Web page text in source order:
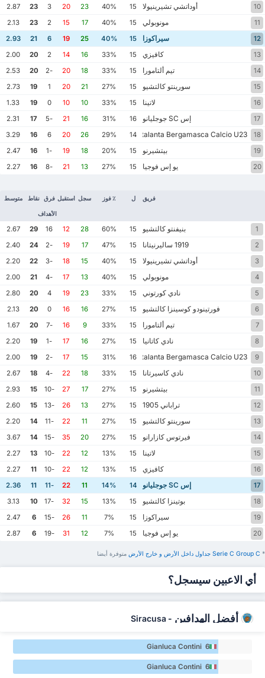
10
أوداتشي تشيرينيولا 15
40%
23
20
3
23
2.87
11
مونوبولي 15
40%
17
15
2
23
2.13
12
سيراكوزا 15
40%
25
19
6
21
2.93
13
كافيزي 15
33%
16
14
2
20
2.00
14
تيم ألتامورا 15
33%
18
20
-2
20
2.53
15
سورينتو كالتشيو 15
27%
21
20
1
19
2.73
16
لاتينا 15
33%
10
10
0
19
1.33
17
إس SC جوجليانو 16
31%
16
21
-5
17
2.31
18
14
29%
26
20
6
16
3.29
19
بيتشيرنو 15
20%
18
19
-1
16
2.47
20
يو إس فوجيا 15
27%
13
21
-8
16
2.27
فريق ل ٪ فوز سجل استقبل فرق
الأهداف
نقاط متوسط
1 بنيفنتو كالتشيو 15
60%
28
12
16
29
2.67
2
15
47%
17
19
-2
24
2.40
3
أوداتشي تشيرينيولا 15
40%
15
18
-3
22
2.20
4
مونوبولي 15
40%
13
17
-4
21
2.00
5
نادي كورتوني 15
33%
23
19
4
20
2.80
6
فورتينودو كوسينزا كالتشيو 15
27%
16
16
0
20
2.13
7
تيم ألتامورا 15
33%
9
16
-7
20
1.67
8
نادي كاتانيا 15
27%
16
17
-1
19
2.20
9
16
31%
15
17
-2
19
2.00
10
نادي كاسيرتانا 15
33%
18
22
-4
18
2.67
11
بيتشيرنو 15
27%
17
27
-10
15
2.93
12
تراباني 1905 15
27%
13
26
-13
15
2.60
13
سورينتو كالتشيو 15
27%
11
22
-11
14
2.20
14
فيرتوس كازارانو 15
27%
20
35
-15
14
3.67
15
لاتينا 15
13%
12
22
-10
13
2.27
16
كافيزي 15
13%
12
22
-10
11
2.27
17
إس SC جوجليانو 14
14%
11
22
-11
11
2.36
18
بوتينزا كالتشيو 15
13%
15
32
-17
10
3.13
19
سيراكوزا 15
7%
11
26
-15
6
2.47
20
يو إس فوجيا 15
7%
12
31
-19
6
2.87
* Serie C Group C ‏جداول داخل الأرض ‏و خارج الأرض ‏متوفرة أيضا
أي الاعبين سيسجل؟
أفضل الهدافين -
Siracusa
Gianluca Contini 6
Gianluca Contini 6